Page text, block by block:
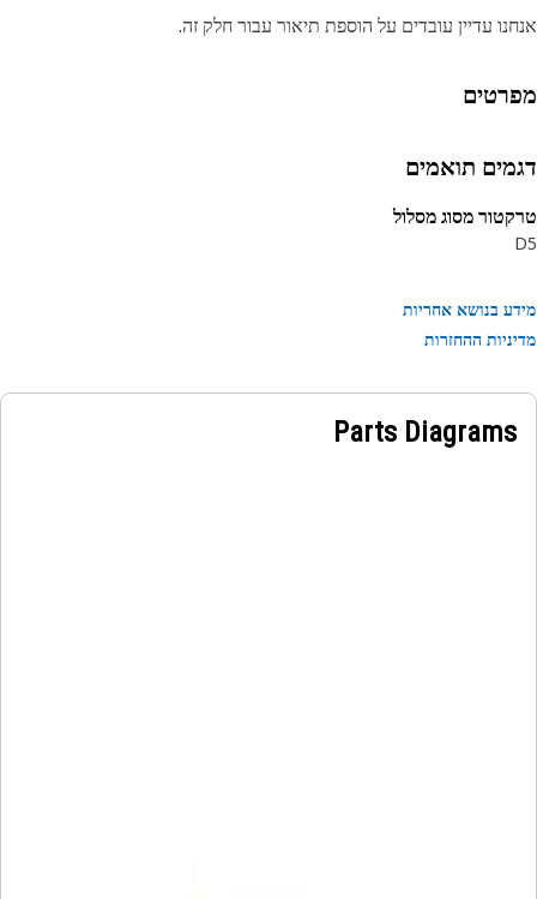
עדיין עובדים על הוספת תיאור עבור חלק זה.
תואמים
מסוג מסלול
בנושא אחריות
ההחזרות
Parts Diagrams